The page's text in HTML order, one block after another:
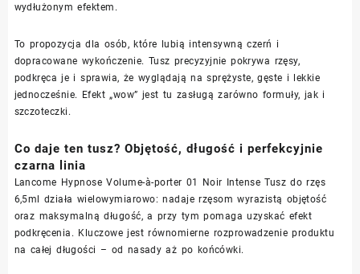
wydłużonym efektem.
To propozycja dla osób, które lubią intensywną czerń i
dopracowane wykończenie. Tusz precyzyjnie pokrywa rzęsy,
podkręca je i sprawia, że wyglądają na sprężyste, gęste i lekkie
jednocześnie. Efekt „wow” jest tu zasługą zarówno formuły, jak i
szczoteczki.
Co daje ten tusz? Objętość, długość i perfekcyjnie
czarna linia
Lancome Hypnose Volume-à-porter 01 Noir Intense Tusz do rzęs
6,5ml działa wielowymiarowo: nadaje rzęsom wyrazistą objętość
oraz maksymalną długość, a przy tym pomaga uzyskać efekt
podkręcenia. Kluczowe jest równomierne rozprowadzenie produktu
na całej długości – od nasady aż po końcówki.